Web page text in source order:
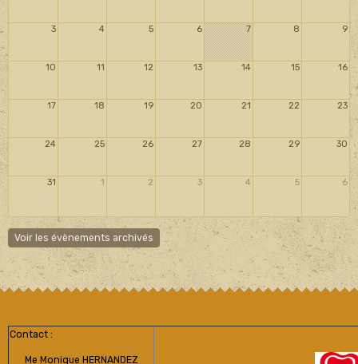
3 4 5 6 7 8 9
10 11 12 13 14 15 16
17 18 19 20 21 22 23
24 25 26 27 28 29 30
31 1 2 3 4 5 6
Voir les évènements archivés
Contact :
Me Monique HERNANDEZ